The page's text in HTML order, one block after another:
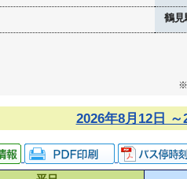
鶴見
※
2026年8月12日